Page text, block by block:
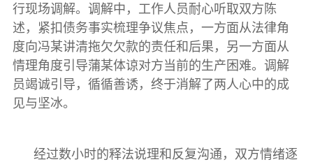
行现场调解。调解中，工作人员耐心听取双方陈
述，紧扣债务事实梳理争议焦点，一方面从法律角
度向冯某讲清拖欠欠款的责任和后果，另一方面从
情理角度引导蒲某体谅对方当前的生产困难。调解
员竭诚引导，循循善诱，终于消解了两人心中的成
见与坚冰。
经过数小时的释法说理和反复沟通，双方情绪逐